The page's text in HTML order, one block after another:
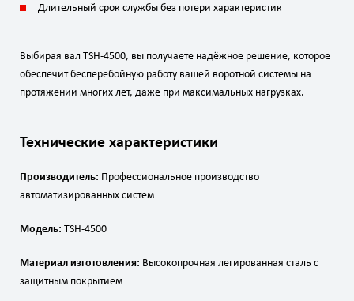
Длительный срок службы без потери характеристик
Выбирая вал TSH-4500, вы получаете надёжное решение, которое
обеспечит бесперебойную работу вашей воротной системы на
протяжении многих лет, даже при максимальных нагрузках.
Технические характеристики
Производитель: Профессиональное производство
автоматизированных систем
Модель: TSH-4500
Материал изготовления: Высокопрочная легированная сталь с
защитным покрытием